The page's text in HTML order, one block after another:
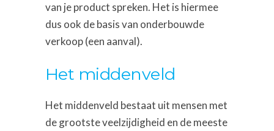
van je product spreken. Het is hiermee
dus ook de basis van onderbouwde
verkoop (een aanval).
Het middenveld
Het middenveld bestaat uit mensen met
de grootste veelzijdigheid en de meeste